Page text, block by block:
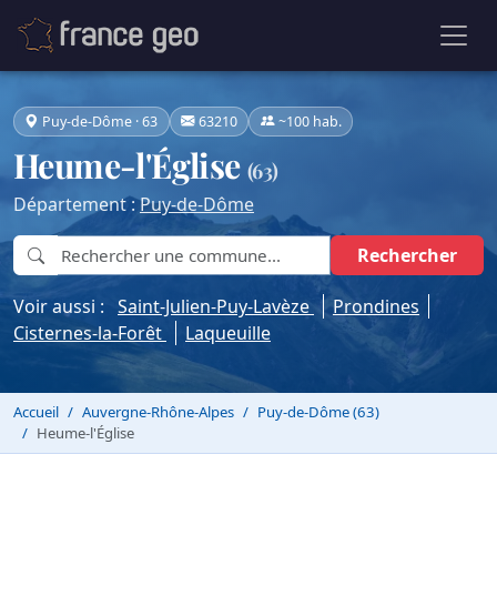
Puy-de-Dôme · 63 63210 ~100 hab.
Heume-l'Église (63)
Département :Puy-de-Dôme
Rechercher
Voir aussi : Saint-Julien-Puy-Lavèze
Prondines
Cisternes-la-Forêt
Laqueuille
Accueil Auvergne-Rhône-Alpes
Puy-de-Dôme (63)
Heume-l'Église